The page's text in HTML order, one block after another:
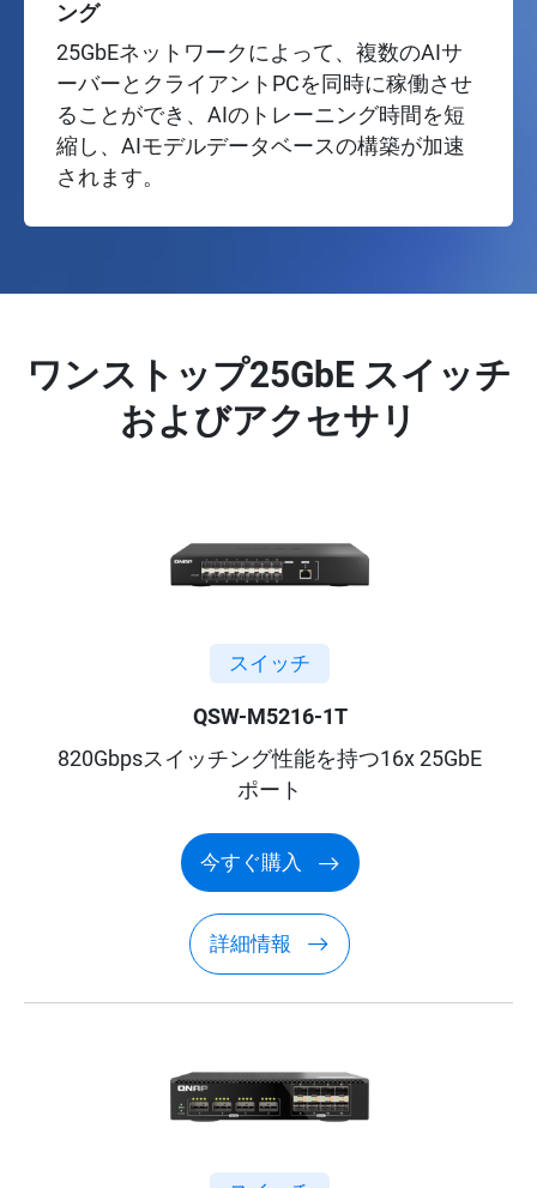
ング
25GbEネットワークによって、複数のAIサ
ーバーとクライアントPCを同時に稼働させ
ることができ、AIのトレーニング時間を短
縮し、AIモデルデータベースの構築が加速
されます。
ワンストップ25GbE スイッチ
およびアクセサリ
スイッチ
QSW-M5216-1T
820Gbpsスイッチング性能を持つ16x 25GbE
ポート
今すぐ購入
詳細情報